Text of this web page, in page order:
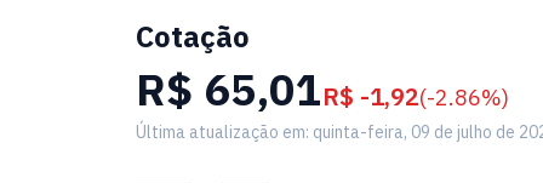
Cotação
R$ 65,01R$ -1,92(-2.86%)
Última atualização em: quinta-feira, 09 de julho de